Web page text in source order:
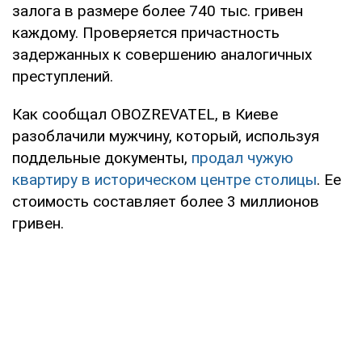
залога в размере более 740 тыс. гривен
каждому. Проверяется причастность
задержанных к совершению аналогичных
преступлений.
Как сообщал OBOZREVATEL, в Киеве
разоблачили мужчину, который, используя
поддельные документы, продал чужую
квартиру в историческом центре столицы. Ее
стоимость составляет более 3 миллионов
гривен.